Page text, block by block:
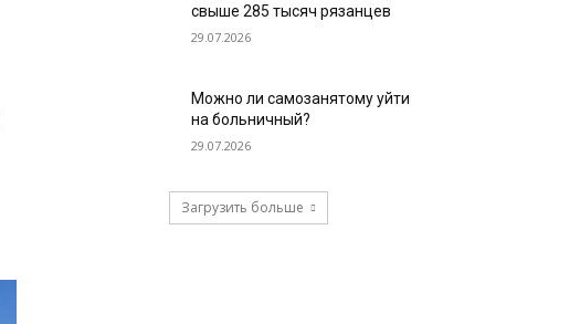
свыше 285 тысяч рязанцев
29.07.2026
Можно ли самозанятому уйти
на больничный?
29.07.2026
Загрузить больше